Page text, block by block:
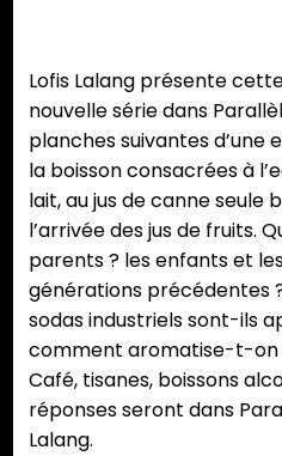
Lofis Lalang présente
nouvelle série dans
planches suivantes d’une
la boisson consacrées à
lait, au jus de canne seule
l’arrivée des jus de fruits.
parents ? les enfants et
générations précédentes
sodas industriels sont-ils
comment aromatise-t-on
Café, tisanes, boissons
réponses seront dans
Lalang.